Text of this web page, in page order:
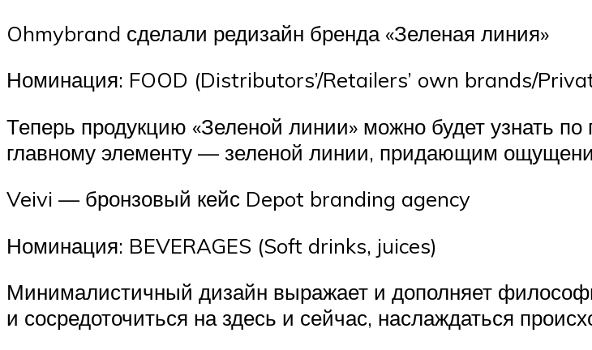
Ohmybrand сделали редизайн бренда «Зеленая линия»
Номинация: FOOD (Distributors’/Retailers’ own brands/
Теперь продукцию «Зеленой линии» можно будет узнать
главному элементу — зеленой линии, придающим
Veivi — бронзовый кейс Depot branding agency
Номинация: BEVERAGES (Soft drinks, juices)
Минималистичный дизайн выражает и дополняет
и сосредоточиться на здесь и сейчас, наслаждаться